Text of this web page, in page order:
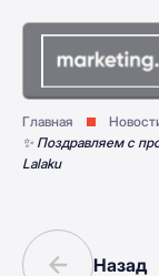
Главная
✨ Поздравляем с
Lalaku
Назад